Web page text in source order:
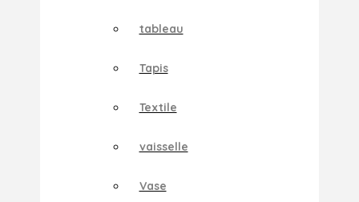
tableau
Tapis
Textile
vaisselle
Vase